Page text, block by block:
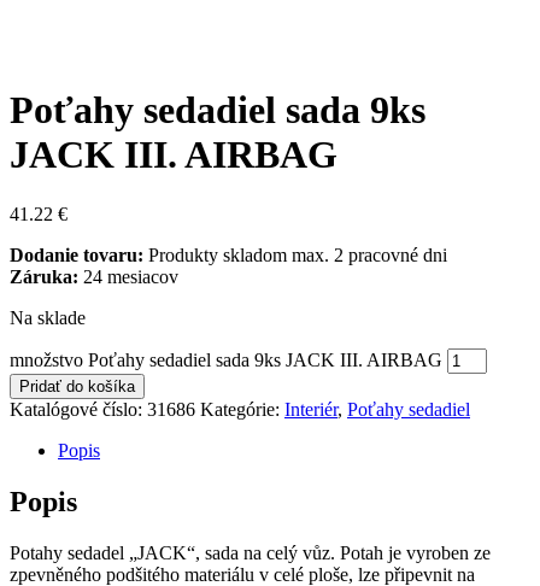
Poťahy sedadiel sada 9ks
JACK III. AIRBAG
41.22 €
Dodanie tovaru: Produkty skladom max. 2 pracovné dni
Záruka: 24 mesiacov
Na sklade
množstvo Poťahy sedadiel sada 9ks JACK III. AIRBAG
Pridať do košíka
Katalógové číslo: 31686 Kategórie: Interiér, Poťahy sedadiel
Popis
Popis
Potahy sedadel „JACK“, sada na celý vůz. Potah je vyroben ze
zpevněného podšitého materiálu v celé ploše, lze připevnit na